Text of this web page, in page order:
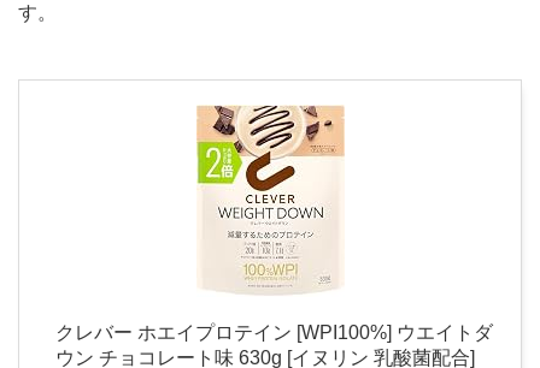
す。
クレバー ホエイプロテイン [WPI100%] ウエイトダ
ウン チョコレート味 630g [イヌリン 乳酸菌配合]